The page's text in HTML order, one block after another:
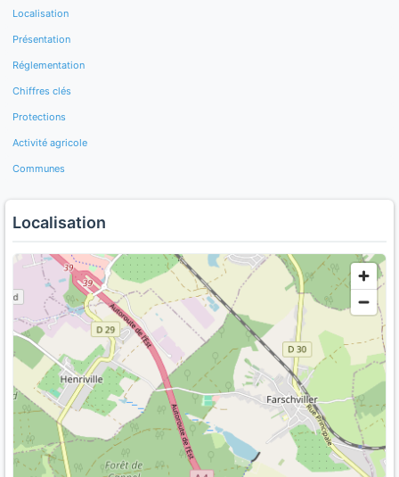
Localisation
Présentation
Réglementation
Chiffres clés
Protections
Activité agricole
Communes
Localisation